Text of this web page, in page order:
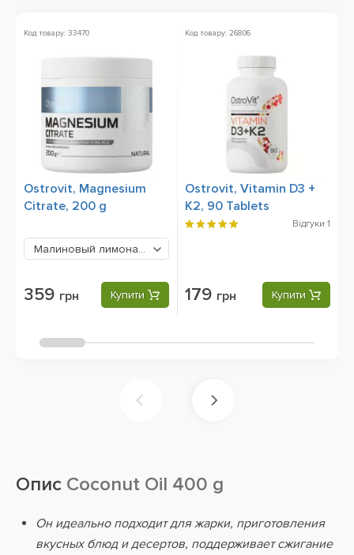
Код товару: 33470
Ostrovit, Magnesium
Citrate, 200 g
Малиновый лимонад с мятой
359 грн Купити
Код товару: 26806
Ostrovit, Vitamin D3 +
K2, 90 Tablets
Відгуки 1
179 грн Купити
Опис Coconut Oil 400 g
Он идеально подходит для жарки, приготовления
вкусных блюд и десертов, поддерживает сжигание